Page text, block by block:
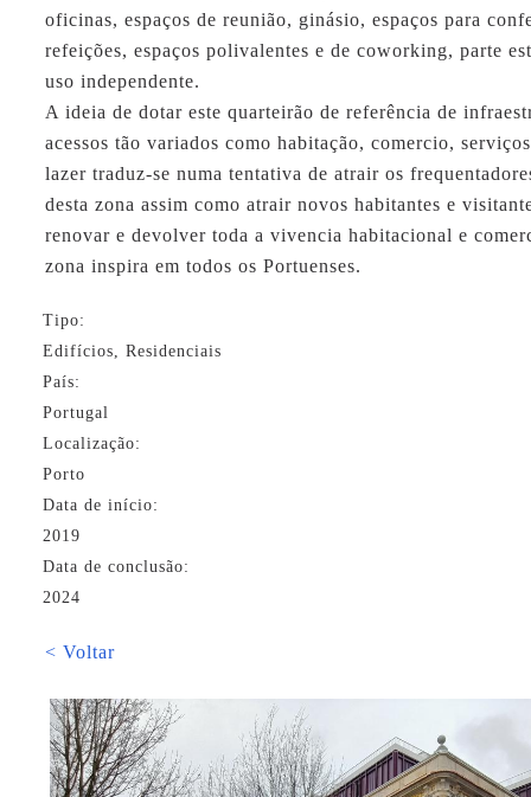
oficinas, espaços de reunião, ginásio, espaços para
refeições, espaços polivalentes e de coworking, parte
uso independente.
A ideia de dotar este quarteirão de referência de
acessos tão variados como habitação, comercio,
lazer traduz-se numa tentativa de atrair os
desta zona assim como atrair novos habitantes e
renovar e devolver toda a vivencia habitacional e
zona inspira em todos os Portuenses.
Tipo:
Edifícios, Residenciais
País:
Portugal
Localização:
Porto
Data de início:
2019
Data de conclusão:
2024
< Voltar